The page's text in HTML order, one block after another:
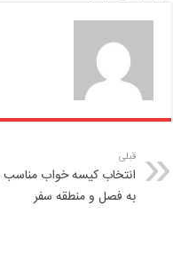
قبلی
انتخاب کیسه خواب مناسب
به فصل و منطقه سفر